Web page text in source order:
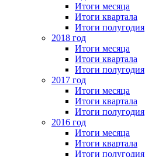
Итоги месяца
Итоги квартала
Итоги полугодия
2018 год
Итоги месяца
Итоги квартала
Итоги полугодия
2017 год
Итоги месяца
Итоги квартала
Итоги полугодия
2016 год
Итоги месяца
Итоги квартала
Итоги полугодия